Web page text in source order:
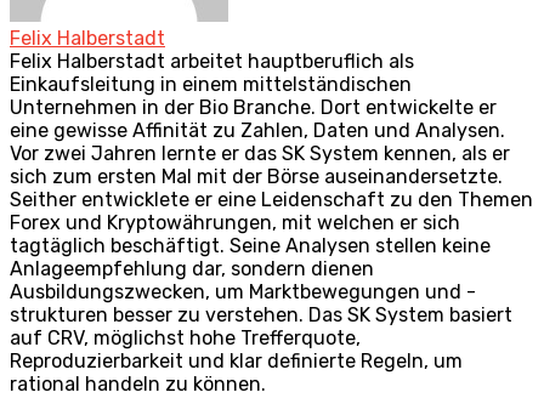
Felix Halberstadt
Felix Halberstadt arbeitet hauptberuflich als
Einkaufsleitung in einem mittelständischen
Unternehmen in der Bio Branche. Dort entwickelte er
eine gewisse Affinität zu Zahlen, Daten und Analysen.
Vor zwei Jahren lernte er das SK System kennen, als er
sich zum ersten Mal mit der Börse auseinandersetzte.
Seither entwicklete er eine Leidenschaft zu den Themen
Forex und Kryptowährungen, mit welchen er sich
tagtäglich beschäftigt. Seine Analysen stellen keine
Anlageempfehlung dar, sondern dienen
Ausbildungszwecken, um Marktbewegungen und -
strukturen besser zu verstehen. Das SK System basiert
auf CRV, möglichst hohe Trefferquote,
Reproduzierbarkeit und klar definierte Regeln, um
rational handeln zu können.